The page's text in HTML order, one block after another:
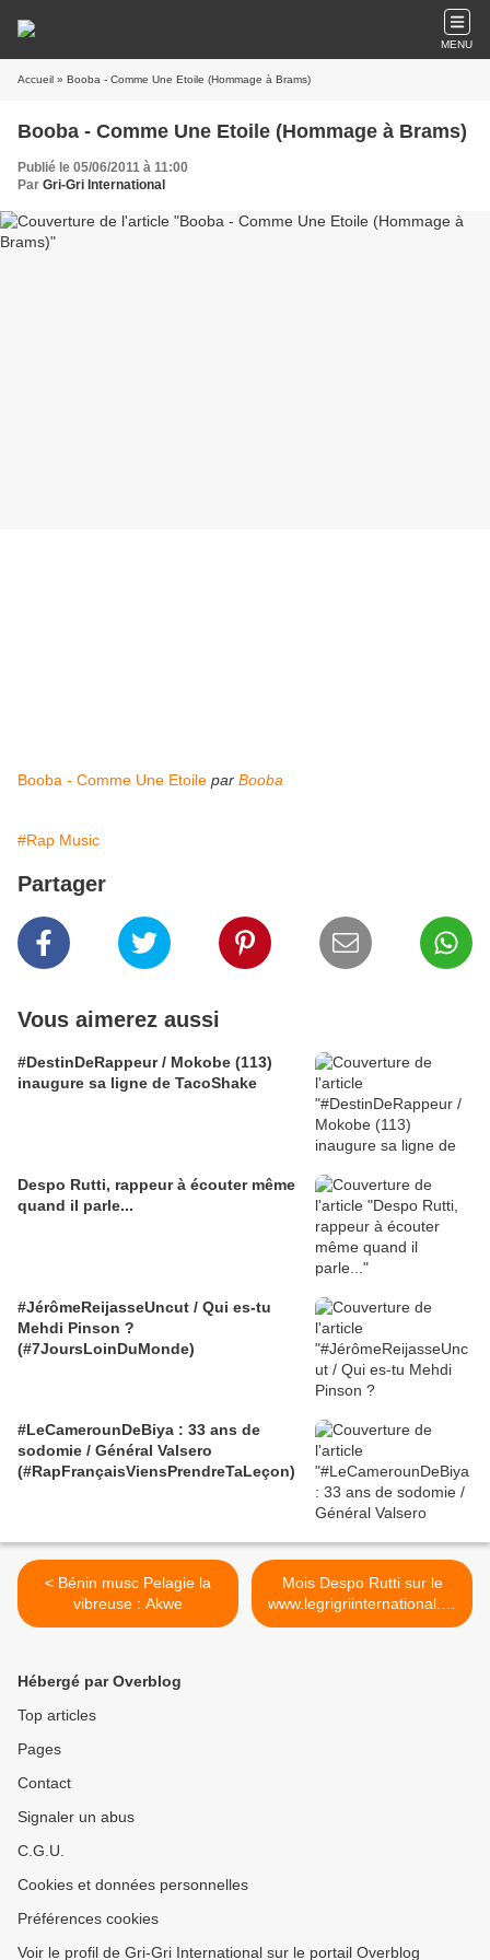
MENU
Accueil » Booba - Comme Une Etoile (Hommage à Brams)
Booba - Comme Une Etoile (Hommage à Brams)
Publié le 05/06/2011 à 11:00
Par Gri-Gri International
Booba - Comme Une Etoile par Booba
#Rap Music
Partager
Vous aimerez aussi
#DestinDeRappeur / Mokobe (113)
inaugure sa ligne de TacoShake
Despo Rutti, rappeur à écouter même
quand il parle...
#JérômeReijasseUncut / Qui es-tu
Mehdi Pinson ?
(#7JoursLoinDuMonde)
#LeCamerounDeBiya : 33 ans de
sodomie / Général Valsero
(#RapFrançaisViensPrendreTaLeçon)
< Bénin musc Pelagie la
vibreuse : Akwe
Mois Despo Rutti sur le
www.legrigriinternational.co
m - Destination finale
Hébergé par Overblog
Top articles
Pages
Contact
Signaler un abus
C.G.U.
Cookies et données personnelles
Préférences cookies
Voir le profil de Gri-Gri International sur le portail Overblog